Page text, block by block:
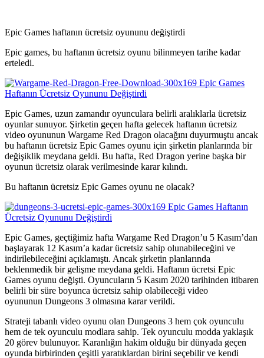
Epic Games haftanın ücretsiz oyununu değiştirdi
Epic games, bu haftanın ücretsiz oyunu bilinmeyen tarihe kadar
erteledi.
Epic Games, uzun zamandır oyunculara belirli aralıklarla ücretsiz
oyunlar sunuyor. Şirketin geçen hafta gelecek haftanın ücretsiz
video oyununun Wargame Red Dragon olacağını duyurmuştu ancak
bu haftanın ücretsiz Epic Games oyunu için şirketin planlarında bir
değişiklik meydana geldi. Bu hafta, Red Dragon yerine başka bir
oyunun ücretsiz olarak verilmesinde karar kılındı.
Bu haftanın ücretsiz Epic Games oyunu ne olacak?
Epic Games, geçtiğimiz hafta Wargame Red Dragon’u 5 Kasım’dan
başlayarak 12 Kasım’a kadar ücretsiz sahip olunabileceğini ve
indirilebileceğini açıklamıştı. Ancak şirketin planlarında
beklenmedik bir gelişme meydana geldi. Haftanın ücretsi Epic
Games oyunu değişti. Oyuncuların 5 Kasım 2020 tarihinden itibaren
belirli bir süre boyunca ücretsiz sahip olabileceği video
oyununun Dungeons 3 olmasına karar verildi.
Strateji tabanlı video oyunu olan Dungeons 3 hem çok oyunculu
hem de tek oyunculu modlara sahip. Tek oyunculu modda yaklaşık
20 görev bulunuyor. Karanlığın hakim olduğu bir dünyada geçen
oyunda birbirinden çeşitli yaratıklardan birini seçebilir ve kendi